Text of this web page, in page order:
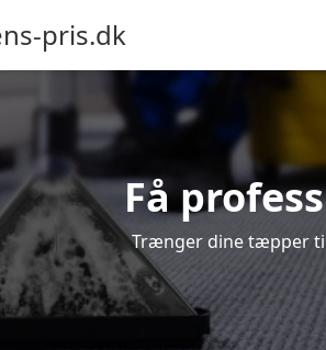
pris.dk
Få
Trænger dine tæpper